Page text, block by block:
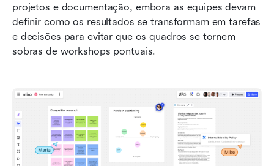
projetos e documentação, embora as equipes devam
definir como os resultados se transformam em tarefas
e decisões para evitar que os quadros se tornem
sobras de workshops pontuais.